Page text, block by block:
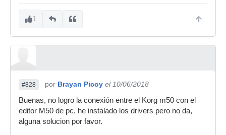
1
#828 por Brayan Picoy el 10/06/2018
Buenas, no logro la conexión entre el Korg m50 con el
editor M50 de pc, he instalado los drivers pero no da,
alguna solucion por favor.